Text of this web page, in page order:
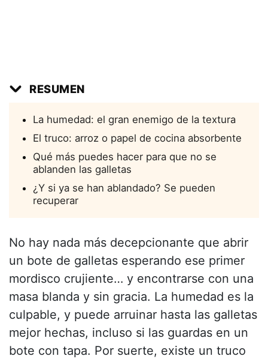
RESUMEN
La humedad: el gran enemigo de la textura
El truco: arroz o papel de cocina absorbente
Qué más puedes hacer para que no se
ablanden las galletas
¿Y si ya se han ablandado? Se pueden
recuperar
No hay nada más decepcionante que abrir
un bote de galletas esperando ese primer
mordisco crujiente… y encontrarse con una
masa blanda y sin gracia. La humedad es la
culpable, y puede arruinar hasta las galletas
mejor hechas, incluso si las guardas en un
bote con tapa. Por suerte, existe un truco